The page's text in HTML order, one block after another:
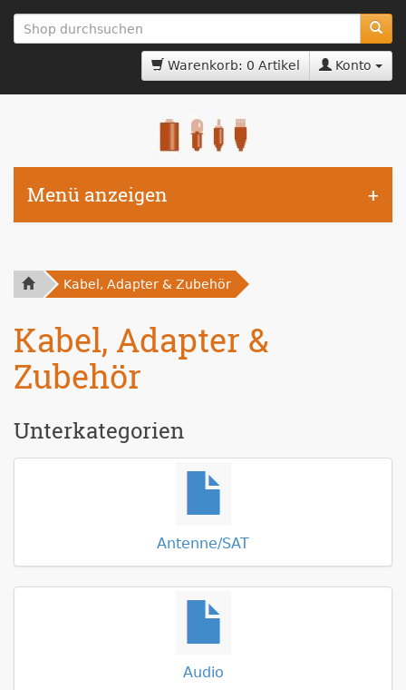
zum
Hauptinhalt
Warenkorb: 0 Artikel Konto
Menü anzeigen
Kabel, Adapter & Zubehör
Kabel, Adapter &
Zubehör
Unterkategorien
Antenne/SAT
Audio